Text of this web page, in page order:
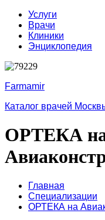
Услуги
Врачи
Клиники
Энциклопедия
Farmamir
Каталог врачей
ОРТЕКА
Главная
Специализации
ОРТЕКА на